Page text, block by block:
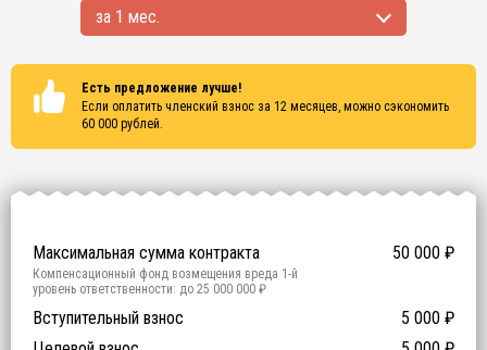
за 1 мес.
Есть предложение лучше!
Если оплатить членский взнос за 12 месяцев, можно сэкономить
60 000 рублей.
Сертификаты
Максимальная сумма контракта
50 000 ₽
Компенсационный фонд возмещения вреда 1 -й
уровень ответственности: до 25 000 000 ₽
Участие в гос. тендерах и аукционах 0 ₽
Компенсационный фонд договорных обязательств
Вступительный взнос 5 000 ₽